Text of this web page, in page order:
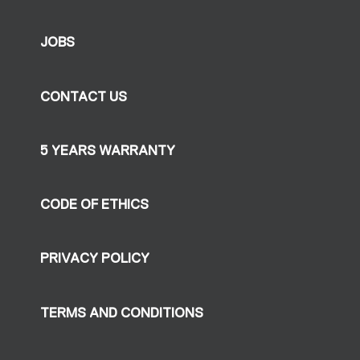
JOBS
CONTACT US
5 YEARS WARRANTY
CODE OF ETHICS
PRIVACY POLICY
TERMS AND CONDITIONS